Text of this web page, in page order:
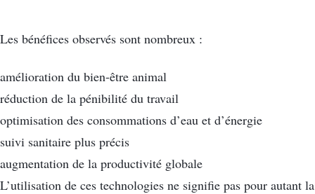
Les bénéfices observés sont nombreux :
amélioration du bien-être animal
réduction de la pénibilité du travail
optimisation des consommations d’eau et d’énergie
suivi sanitaire plus précis
augmentation de la productivité globale
L’utilisation de ces technologies ne signifie pas pour autant la